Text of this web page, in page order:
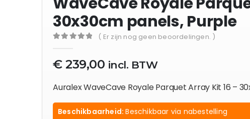
30x30cm panels, Purple
( Er zijn nog geen beoordelingen. )
€239,00 incl. BTW
Auralex WaveCave Royale Parquet Array Kit 16 –
Beschikbaarheid:Beschikbaar via nabestelling